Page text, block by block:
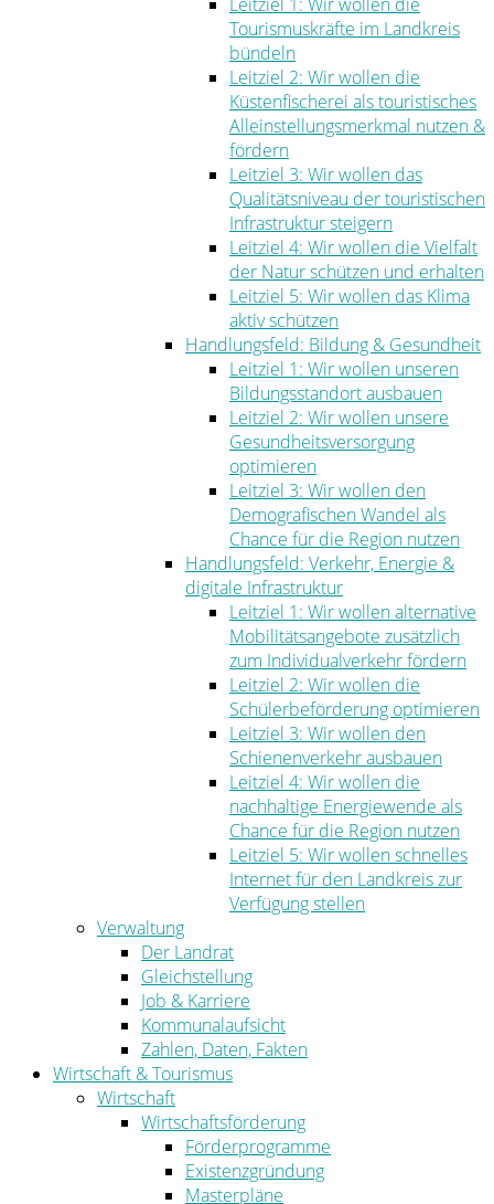
Tourismuskräfte im Landkreis
bündeln
Leitziel 2: Wir wollen die
Küstenfischerei als touristisches
Alleinstellungsmerkmal nutzen &
fördern
Leitziel 3: Wir wollen das
Qualitätsniveau der touristischen
Infrastruktur steigern
Leitziel 4: Wir wollen die Vielfalt
der Natur schützen und erhalten
Leitziel 5: Wir wollen das Klima
aktiv schützen
Handlungsfeld: Bildung & Gesundheit
Leitziel 1: Wir wollen unseren
Bildungsstandort ausbauen
Leitziel 2: Wir wollen unsere
Gesundheitsversorgung
optimieren
Leitziel 3: Wir wollen den
Demografischen Wandel als
Chance für die Region nutzen
Handlungsfeld: Verkehr, Energie &
digitale Infrastruktur
Leitziel 1: Wir wollen alternative
Mobilitätsangebote zusätzlich
zum Individualverkehr fördern
Leitziel 2: Wir wollen die
Schülerbeförderung optimieren
Leitziel 3: Wir wollen den
Schienenverkehr ausbauen
Leitziel 4: Wir wollen die
nachhaltige Energiewende als
Chance für die Region nutzen
Leitziel 5: Wir wollen schnelles
Internet für den Landkreis zur
Verfügung stellen
Verwaltung
Der Landrat
Gleichstellung
Job & Karriere
Kommunalaufsicht
Zahlen, Daten, Fakten
Wirtschaft & Tourismus
Wirtschaft
Wirtschaftsförderung
Förderprogramme
Existenzgründung
Masterpläne